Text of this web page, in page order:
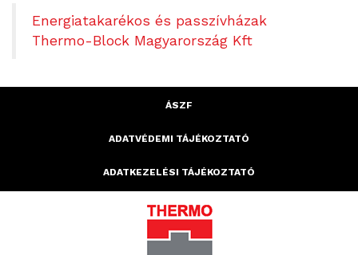
Energiatakarékos és passzívházak
Thermo-Block Magyarország Kft
ÁSZF
ADATVÉDEMI TÁJÉKOZTATÓ
ADATKEZELÉSI TÁJÉKOZTATÓ